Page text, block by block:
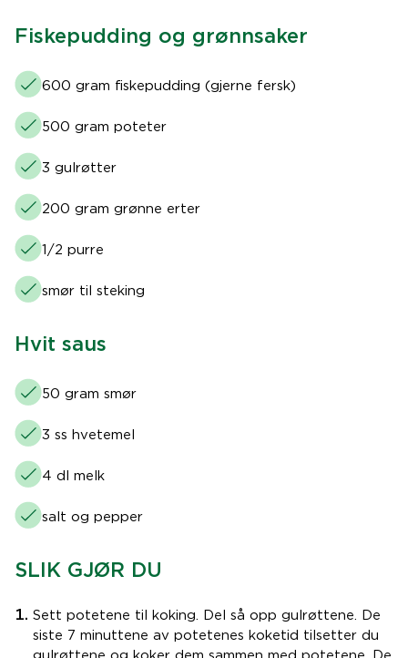
Fiskepudding og grønnsaker
600 gram fiskepudding (gjerne fersk)
500 gram poteter
3 gulrøtter
200 gram grønne erter
1/2 purre
smør til steking
Hvit saus
50 gram smør
3 ss hvetemel
4 dl melk
salt og pepper
SLIK GJØR DU
Sett potetene til koking. Del så opp gulrøttene. De
siste 7 minuttene av potetenes koketid tilsetter du